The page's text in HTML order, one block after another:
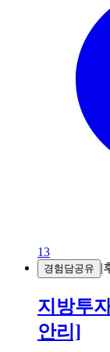
13
경험담공유 |
지방투
안리]